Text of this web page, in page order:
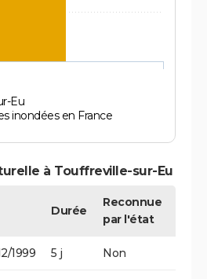
Eu
inondées en France
à Touffreville-sur-Eu
Durée
Reconnue
par l'état
1999 5 j Non